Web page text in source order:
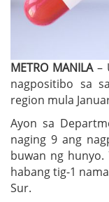
METRO MANILA–
nagpositibo sa
region mula
Ayon sa
naging 9 ang
buwan ng
habang tig-1
Sur.